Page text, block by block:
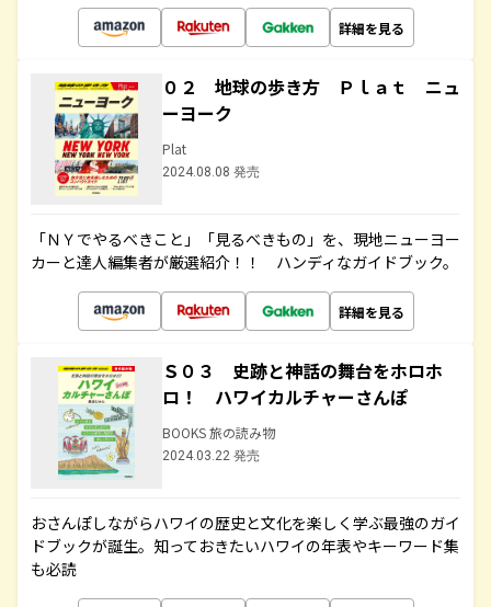
詳細を見る
０２ 地球の歩き方 Ｐｌａｔ ニュ
ーヨーク
Plat
2024.08.08 発売
「ＮＹでやるべきこと」「見るべきもの」を、現地ニューヨー
カーと達人編集者が厳選紹介！！ ハンディなガイドブック。
詳細を見る
Ｓ０３ 史跡と神話の舞台をホロホ
ロ！ ハワイカルチャーさんぽ
BOOKS 旅の読み物
2024.03.22 発売
おさんぽしながらハワイの歴史と文化を楽しく学ぶ最強のガイ
ドブックが誕生。知っておきたいハワイの年表やキーワード集
も必読